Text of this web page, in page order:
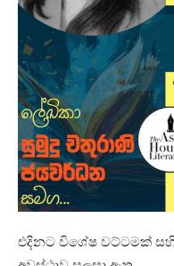
එදිනට විශේෂ වට්ටමක්